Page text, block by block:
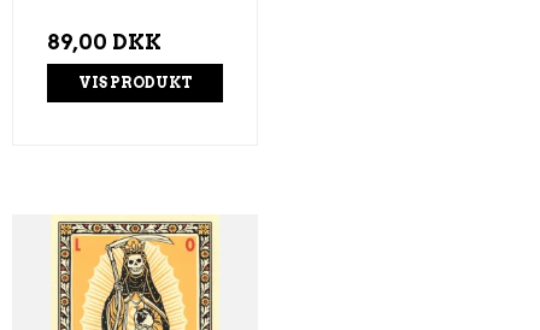
89,00 DKK
VIS PRODUKT